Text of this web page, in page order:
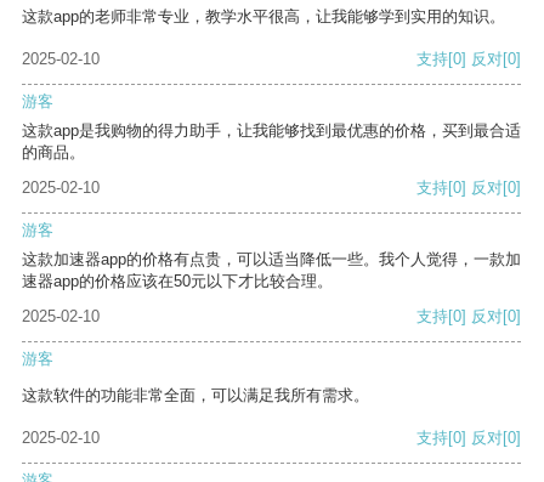
这款app的老师非常专业，教学水平很高，让我能够学到实用的知识。
2025-02-10 支持[0] 反对[0]
游客
这款app是我购物的得力助手，让我能够找到最优惠的价格，买到最合适
的商品。
2025-02-10
支持[0] 反对[0]
游客
这款加速器app的价格有点贵，可以适当降低一些。我个人觉得，一款加
速器app的价格应该在50元以下才比较合理。
2025-02-10
支持[0] 反对[0]
游客
这款软件的功能非常全面，可以满足我所有需求。
2025-02-10 支持[0] 反对[0]